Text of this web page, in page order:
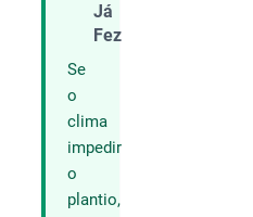
Já
Fez
Se
o
clima
impedir
o
plantio,